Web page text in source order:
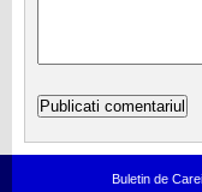
Buletin de